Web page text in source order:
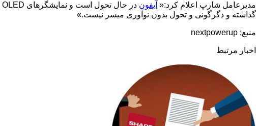
مدیر‌عامل شارپ اعلام کرد:« آیفون در حال تحول است و نمایشگرهای OLED
گذاشته و دگرگونی و تحول بدون نوآوری میسر نیست.»
منبع: nextpowerup
اخبار مرتبط